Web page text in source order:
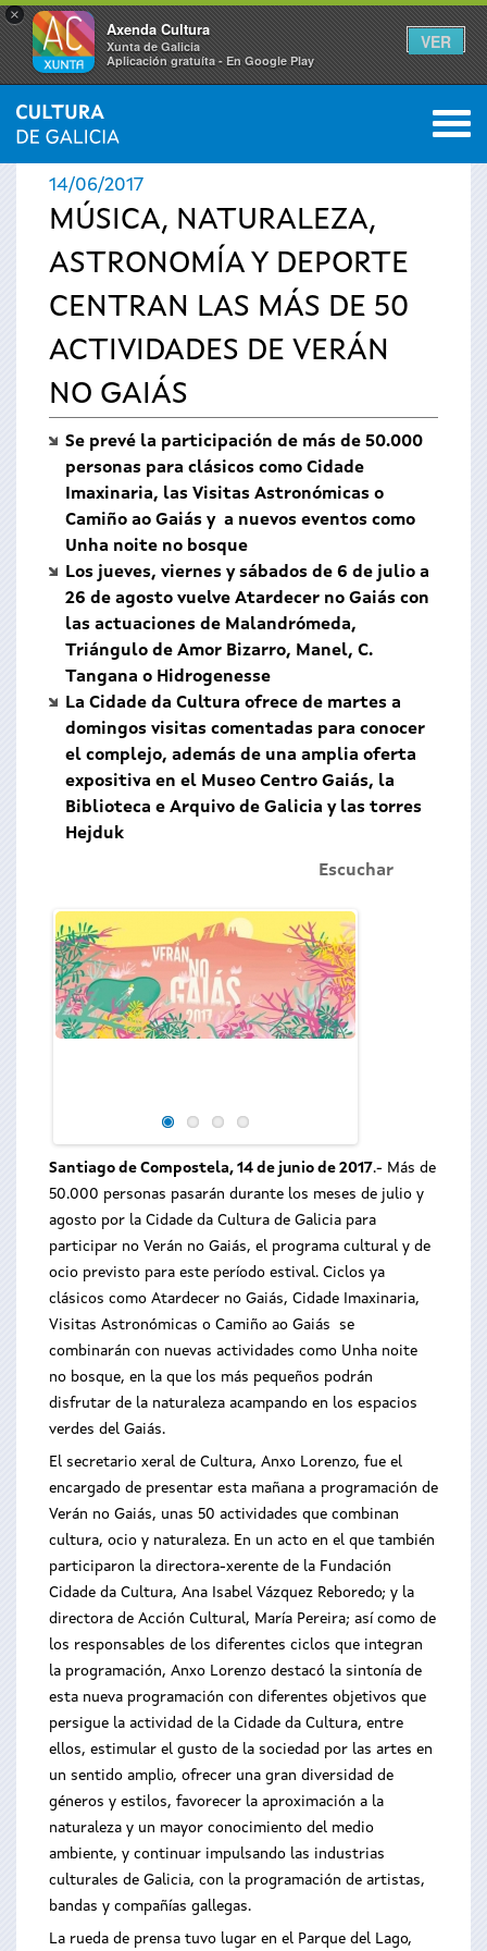
×
Axenda Cultura
Xunta de Galicia
Aplicación gratuíta - En Google Play
VER
Se
encuentra
usted
aquí
INICIO › ACTUALIDAD 0
14/06/2017
MÚSICA, NATURALEZA,
ASTRONOMÍA Y DEPORTE
CENTRAN LAS MÁS DE 50
ACTIVIDADES DE VERÁN
NO GAIÁS
Se prevé la participación de más de 50.000
personas para clásicos como Cidade
Imaxinaria, las Visitas Astronómicas o
Camiño ao Gaiás y a nuevos eventos como
Unha noite no bosque
Los jueves, viernes y sábados de 6 de julio a
26 de agosto vuelve Atardecer no Gaiás con
las actuaciones de Malandrómeda,
Triángulo de Amor Bizarro, Manel, C.
Tangana o Hidrogenesse
La Cidade da Cultura ofrece de martes a
domingos visitas comentadas para conocer
el complejo, además de una amplia oferta
expositiva en el Museo Centro Gaiás, la
Biblioteca e Arquivo de Galicia y las torres
Hejduk
Escuchar
Santiago de Compostela, 14 de junio de 2017.- Más de
50.000 personas pasarán durante los meses de julio y
agosto por la Cidade da Cultura de Galicia para
participar no Verán no Gaiás, el programa cultural y de
ocio previsto para este período estival. Ciclos ya
clásicos como Atardecer no Gaiás, Cidade Imaxinaria,
Visitas Astronómicas o Camiño ao Gaiás se
combinarán con nuevas actividades como Unha noite
no bosque, en la que los más pequeños podrán
disfrutar de la naturaleza acampando en los espacios
verdes del Gaiás.
El secretario xeral de Cultura, Anxo Lorenzo, fue el
encargado de presentar esta mañana a programación de
Verán no Gaiás, unas 50 actividades que combinan
cultura, ocio y naturaleza. En un acto en el que también
participaron la directora-xerente de la Fundación
Cidade da Cultura, Ana Isabel Vázquez Reboredo; y la
directora de Acción Cultural, María Pereira; así como de
los responsables de los diferentes ciclos que integran
la programación, Anxo Lorenzo destacó la sintonía de
esta nueva programación con diferentes objetivos que
persigue la actividad de la Cidade da Cultura, entre
ellos, estimular el gusto de la sociedad por las artes en
un sentido amplio, ofrecer una gran diversidad de
géneros y estilos, favorecer la aproximación a la
naturaleza y un mayor conocimiento del medio
ambiente, y continuar impulsando las industrias
culturales de Galicia, con la programación de artistas,
bandas y compañías gallegas.
La rueda de prensa tuvo lugar en el Parque del Lago,